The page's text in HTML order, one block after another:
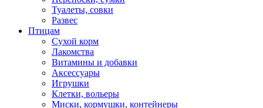
Туалеты, совки
Развес
Птицам
Сухой корм
Лакомства
Витамины и добавки
Аксессуары
Игрушки
Клетки, вольеры
Миски, кормушки, контейнеры